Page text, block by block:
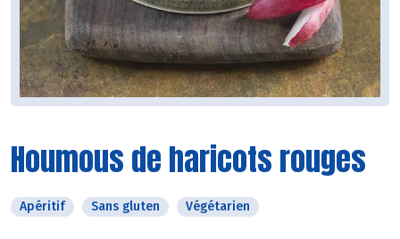
Houmous de haricots rouges
Apéritif Sans gluten Végétarien